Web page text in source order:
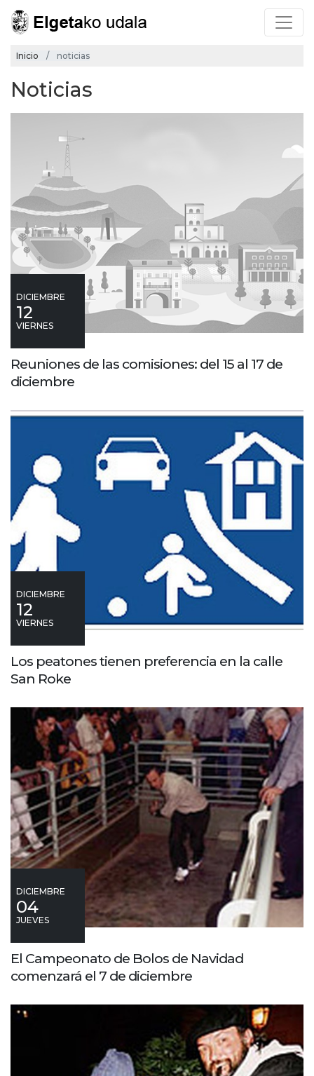
Inicio noticias
Noticias
DICIEMBRE
12
VIERNES
Reuniones de las comisiones: del 15 al 17 de
diciembre
DICIEMBRE
12
VIERNES
Los peatones tienen preferencia en la calle
San Roke
DICIEMBRE
04
JUEVES
El Campeonato de Bolos de Navidad
comenzará el 7 de diciembre